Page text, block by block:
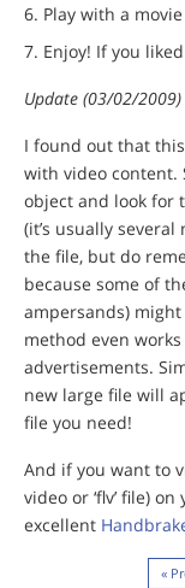
Play with a
Enjoy! If you
Update (03/02/2009)
I found out that
with video content.
object and look for
(it’s usually
the file, but do
because some of
ampersands)
method even works
advertisements.
new large file will
file you need!
And if you want to
video or ‘flv’ file)
excellent
«